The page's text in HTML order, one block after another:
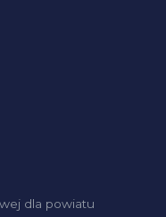
dla powiatu